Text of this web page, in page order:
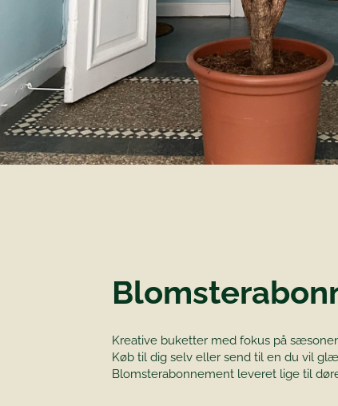
Kreative buketter med fokus på
Køb til dig selv eller send til en du vil
Blomsterabonnement leveret lige til